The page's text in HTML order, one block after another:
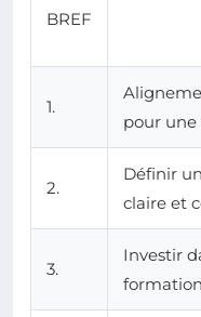
BREF
1.
pour
2.
Définir
claire et
3.
Investir